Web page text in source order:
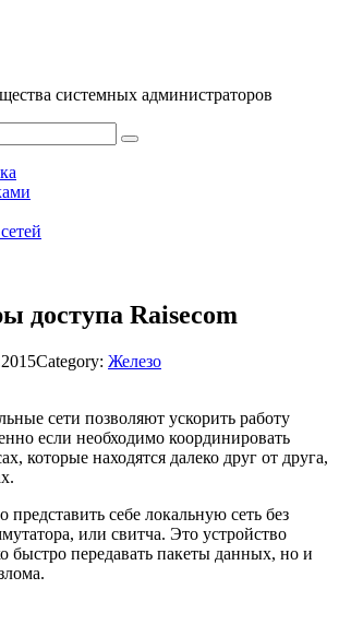
системных администраторов
доступа Raiseсom
Category: Железо
сети позволяют ускорить работу
если необходимо координировать
которые находятся далеко друг от друга,
себе локальную сеть без
или свитча. Это устройство
быстро передавать пакеты данных, но и